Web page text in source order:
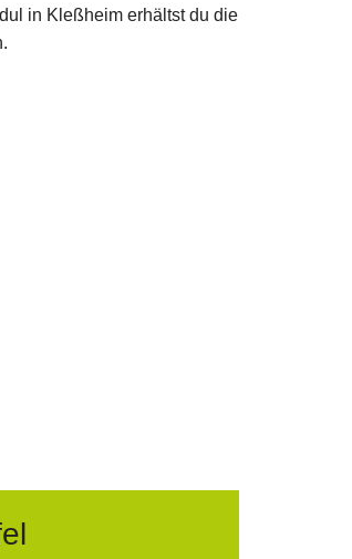
in Kleßheim erhältst du die